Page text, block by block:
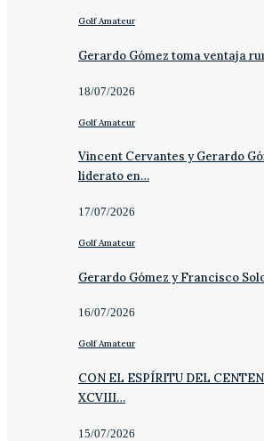
Golf Amateur
Gerardo Gómez toma ventaja
18/07/2026
Golf Amateur
Vincent Cervantes y Gerardo
liderato en…
17/07/2026
Golf Amateur
Gerardo Gómez y Francisco
16/07/2026
Golf Amateur
CON EL ESPÍRITU DEL
XCVIII…
15/07/2026